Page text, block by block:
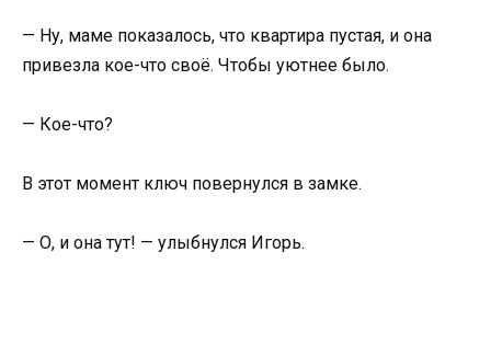
— Ну, маме показалось, что квартира пустая, и она
привезла кое-что своё. Чтобы уютнее было.
— Кое-что?
В этот момент ключ повернулся в замке.
— О, и она тут! — улыбнулся Игорь.